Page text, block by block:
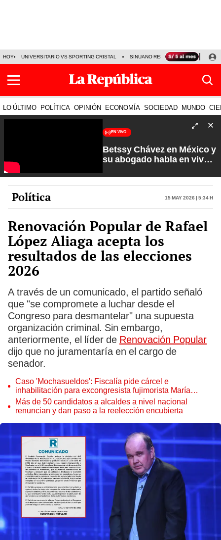
HOY UNIVERSITARIO VS SPORTING CRISTAL SINUANO RESULTADOS HOY
LO ÚLTIMO POLÍTICA OPINIÓN ECONOMÍA SOCIEDAD MUNDO
EN VIVO
Betssy Chávez en México y
su abogado habla en vivo |
Carlos Cornejo
Política 15 May 2026 | 5:34 h
Renovación Popular de Rafael
López Aliaga acepta los
resultados de las elecciones
2026
A través de un comunicado, el partido señaló
que "se compromete a luchar desde el
Congreso para desmantelar" una supuesta
organización criminal. Sin embargo,
anteriormente, el líder de Renovación Popular
dijo que no juramentaría en el cargo de
senador.
Caso 'Mochasueldos': Fiscalía pide cárcel e
inhabilitación para excongresista fujimorista María
Cordero Jon Tay
Más de 50 candidatos a alcaldes a nivel nacional
renuncian y dan paso a la reelección encubierta